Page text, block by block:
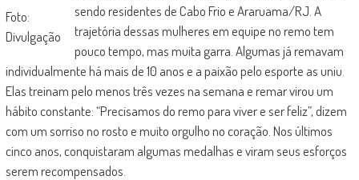
Foto:
Divulgação
sendo residentes de Cabo Frio e Araruama/RJ. A
trajetória dessas mulheres em equipe no remo tem
pouco tempo, mas muita garra. Algumas já remavam
individualmente há mais de 10 anos e a paixão pelo esporte as uniu.
Elas treinam pelo menos três vezes na semana e remar virou um
hábito constante: “Precisamos do remo para viver e ser feliz”, dizem
com um sorriso no rosto e muito orgulho no coração. Nos últimos
cinco anos, conquistaram algumas medalhas e viram seus esforços
serem recompensados.